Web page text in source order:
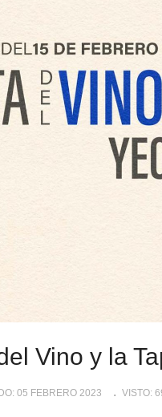
Vino y la
05 FEBRERO 2023 VISTO: